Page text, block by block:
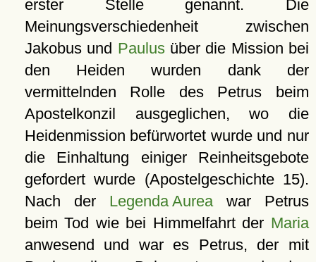
erster Stelle genannt. Die
Meinungsverschiedenheit zwischen
Jakobus und Paulusüber die Mission bei
den Heiden wurden dank der
vermittelnden Rolle des Petrus beim
Apostelkonzil ausgeglichen, wo die
Heidenmission befürwortet wurde und nur
die Einhaltung einiger Reinheitsgebote
gefordert wurde (Apostelgeschichte 15).
Nach der Legenda Aureawar Petrus
beim Tod wie bei Himmelfahrt der Maria
anwesend und war es Petrus, der mit